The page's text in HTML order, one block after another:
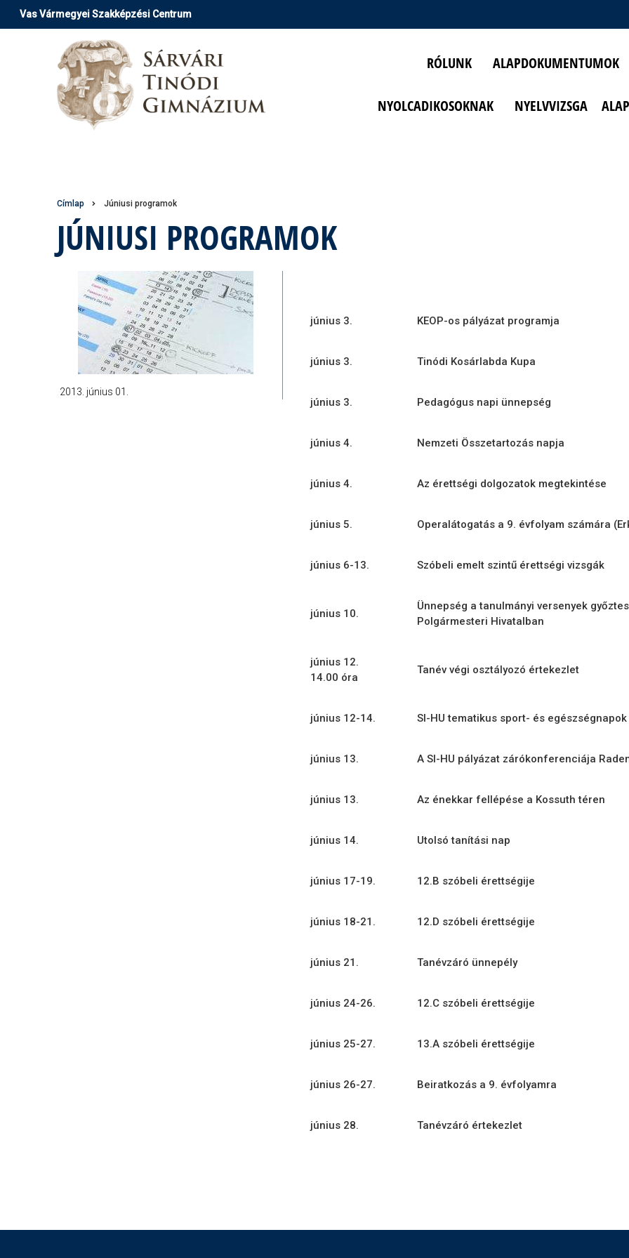
UgrásVas Vármegyei Szakképzési Centrum
RÓLUNK ALAPDOKUMENTUMOK
NYOLCADIKOSOKNAK NYELVVIZSGA
Morzsa
Címlap Júniusi programok
JÚNIUSI PROGRAMOK
június 3. KEOP-os pályázat programja
június 3. Tinódi Kosárlabda Kupa
június 3. Pedagógus napi ünnepség
június 4. Nemzeti Összetartozás napja
június 4. Az érettségi dolgozatok megtekintése
június 5. Operalátogatás a 9. évfolyam számára
június 6-13. Szóbeli emelt szintű érettségi vizsgák
június 10.
Ünnepség a tanulmányi versenyek
Polgármesteri Hivatalban
június 12.
14.00 óra
Tanév végi osztályozó értekezlet
június 12-14. SI-HU tematikus sport- és egészségnapok
június 13. A SI-HU pályázat zárókonferenciája
június 13. Az énekkar fellépése a Kossuth téren
június 14. Utolsó tanítási nap
június 17-19. 12.B szóbeli érettségije
június 18-21. 12.D szóbeli érettségije
június 21. Tanévzáró ünnepély
június 24-26. 12.C szóbeli érettségije
június 25-27. 13.A szóbeli érettségije
június 26-27. Beiratkozás a 9. évfolyamra
június 28. Tanévzáró értekezlet
2013. június 01.